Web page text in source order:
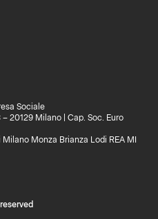
Sociale
20129 Milano | Cap. Soc. Euro
Monza Brianza Lodi REA MI